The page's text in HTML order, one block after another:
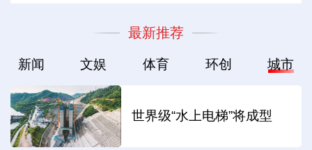
最新推荐
新闻 文娱 体育 环创 城市
世界级“水上电梯”将成型